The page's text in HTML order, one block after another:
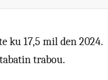
ku 17,5 mil den 2024.
trabou.